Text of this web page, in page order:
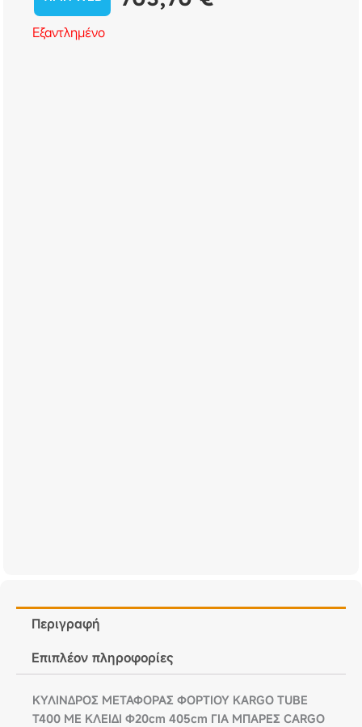
Εξαντλημένο
Περιγραφή
Επιπλέον πληροφορίες
ΚΥΛΙΝΔΡΟΣ ΜΕΤΑΦΟΡΑΣ ΦΟΡΤΙΟΥ KARGO TUBE
T400 ΜΕ ΚΛΕΙΔΙ Φ20cm 405cm ΓΙΑ ΜΠΑΡΕΣ CARGO